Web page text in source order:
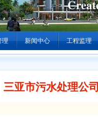
理 新闻中心 工程监理
三亚市污水处理公